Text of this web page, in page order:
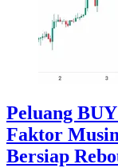
Peluang
Faktor
Bersiap